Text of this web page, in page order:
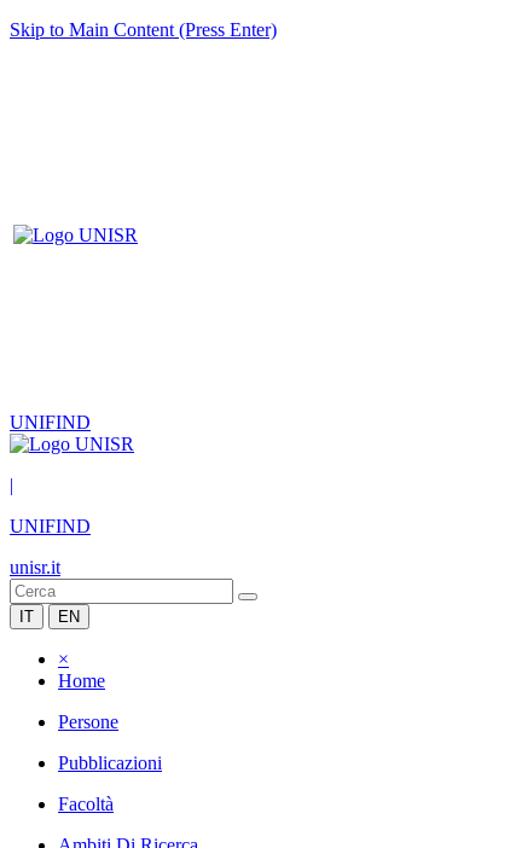
Skip to Main Content (Press Enter)
UNIFIND
|
UNIFIND
unisr.it
IT EN
×
Home
Persone
Pubblicazioni
Facoltà